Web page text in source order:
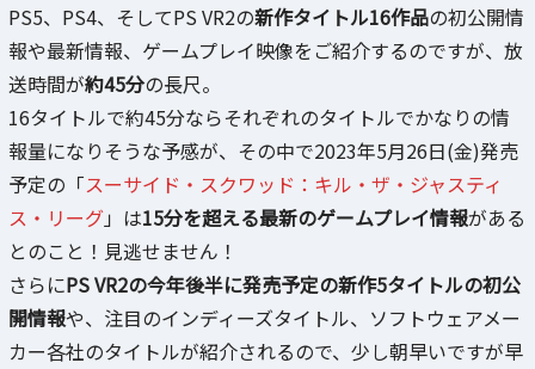
PS5、PS4、そしてPS VR2の新作タイトル16作品の初公開情
報や最新情報、ゲームプレイ映像をご紹介するのですが、放
送時間が約45分の長尺。
16タイトルで約45分ならそれぞれのタイトルでかなりの情
報量になりそうな予感が、その中で2023年5月26日(金)発売
予定の「スーサイド・スクワッド：キル・ザ・ジャスティ
ス・リーグ」は15分を超える最新のゲームプレイ情報がある
とのこと！見逃せません！
さらにPS VR2の今年後半に発売予定の新作5タイトルの初公
開情報や、注目のインディーズタイトル、ソフトウェアメー
カー各社のタイトルが紹介されるので、少し朝早いですが早